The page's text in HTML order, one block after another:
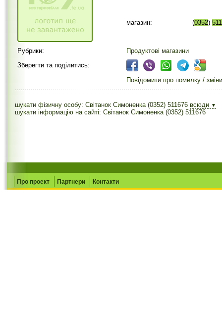
магазин: (0352)
Рубрики:
Продуктові магазини
Зберегти та поділитись:
Повідомити про помилку / зміни
шукати фізичну особу: Світанок Симоненка (0352) 511676 всюди ▼
шукати інформацію на сайті: Світанок Симоненка (0352) 511676
Про проект Партнери Контакти